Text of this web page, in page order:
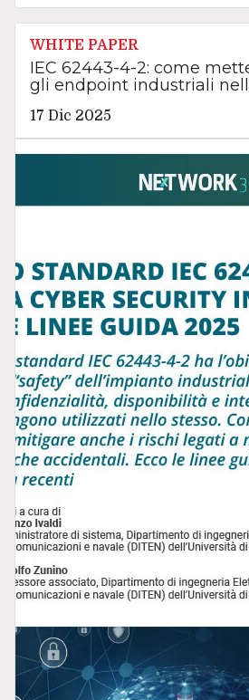
WHITE PAPER
IEC 62443-4-2: come
gli endpoint industriali
17 Dic 2025